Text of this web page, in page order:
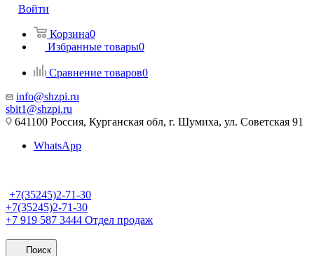
Войти
Корзина0
Избранные товары0
Сравнение товаров0
info@shzpi.ru
sbit1@shzpi.ru
641100 Россия, Курганская обл, г. Шумиха, ул. Советская 91
WhatsApp
+7(35245)2-71-30
+7(35245)2-71-30
+7 919 587 3444 Отдел продаж
Поиск